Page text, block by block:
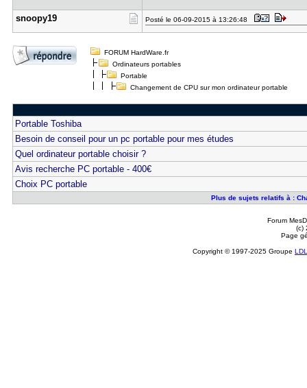
snoopy19 Posté le 06-09-2015 à 13:26:48
FORUM HardWare.fr
Ordinateurs portables
Portable
Changement de CPU sur mon ordinateur portable
Portable Toshiba
Besoin de conseil pour un pc portable pour mes études
Quel ordinateur portable choisir ?
Avis recherche PC portable - 400€
Choix PC portable
Plus de sujets relatifs à :
Forum
(c)
Page
Copyright © 1997-2025 Groupe